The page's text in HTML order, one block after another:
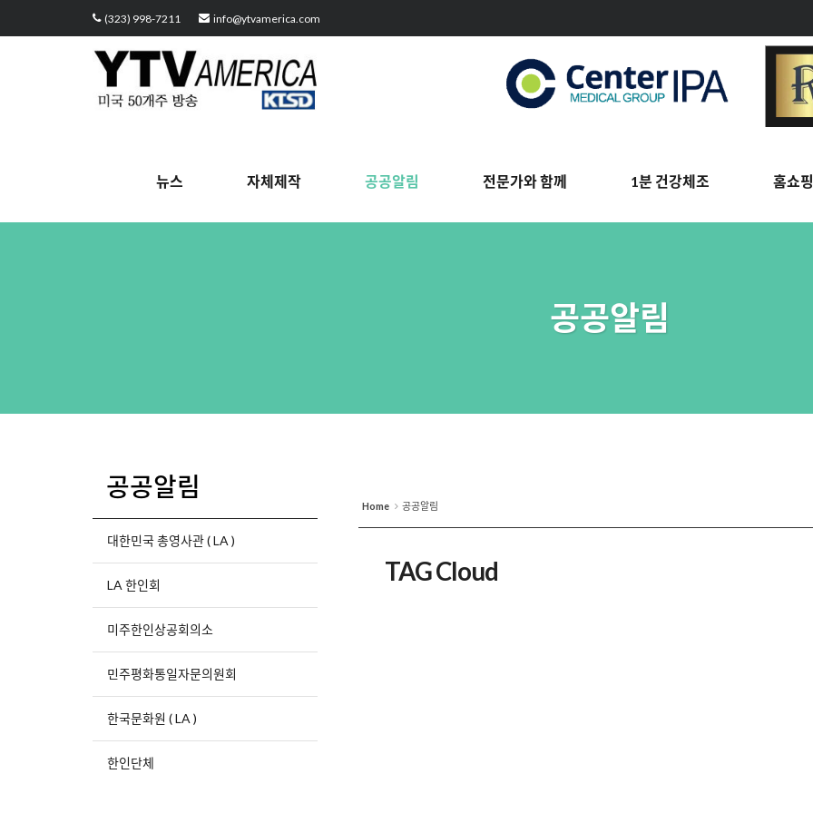
(323) 998-7211 info@ytvamerica.com
뉴스 자체제작 공공알림 전문가와 함께 1분 건강체조 홈쇼핑
공공알림
공공알림
대한민국 총영사관 ( LA )
LA 한인회
미주한인상공회의소
민주평화통일자문의원회
한국문화원 ( LA )
한인단체
Home 공공알림
TAG Cloud